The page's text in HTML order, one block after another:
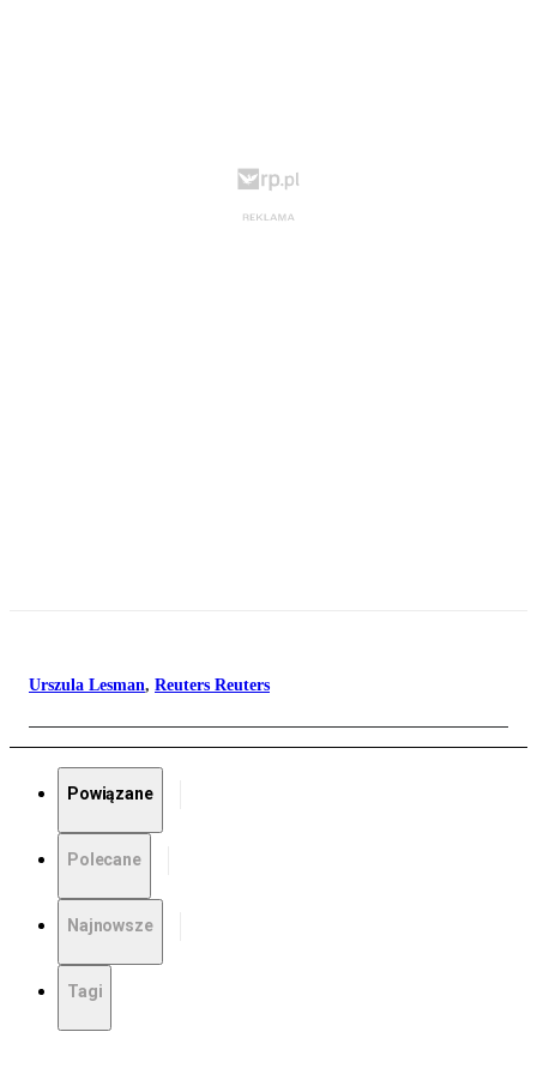
Urszula Lesman, Reuters Reuters
Powiązane
Polecane
Najnowsze
Tagi